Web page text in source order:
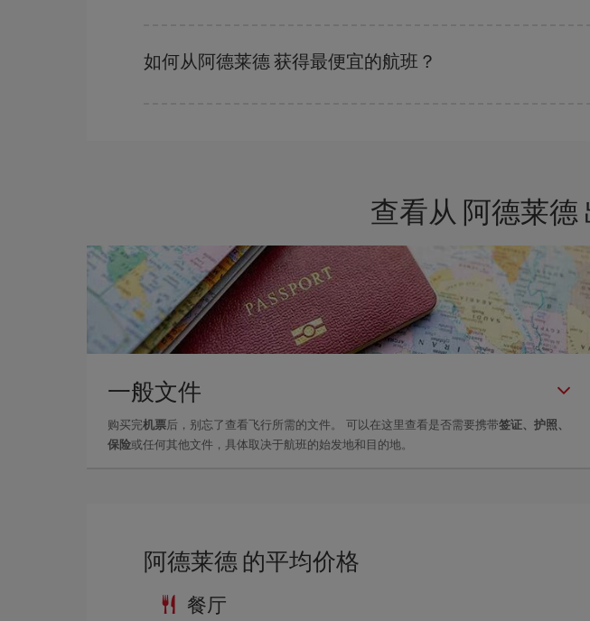
如何从阿德莱德 获得最便宜的航班？
查看从 阿德莱
一般文件
购买完机票后，别忘了查看飞行所需的文件。 可以在这里查看是否需要携带签证、护照、
保险或任何其他文件，具体取决于航班的始发地和目的地。
阿德莱德 的平均价格
餐厅